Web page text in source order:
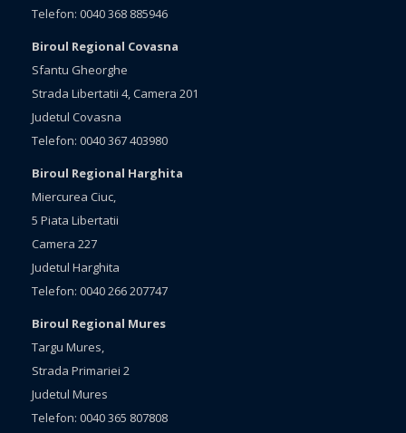
Telefon: 0040 368 885946
Biroul Regional Covasna
Sfantu Gheorghe
Strada Libertatii 4, Camera 201
Judetul Covasna
Telefon: 0040 367 403980
Biroul Regional Harghita
Miercurea Ciuc,
5 Piata Libertatii
Camera 227
Judetul Harghita
Telefon: 0040 266 207747
Biroul Regional Mures
Targu Mures,
Strada Primariei 2
Judetul Mures
Telefon: 0040 365 807808